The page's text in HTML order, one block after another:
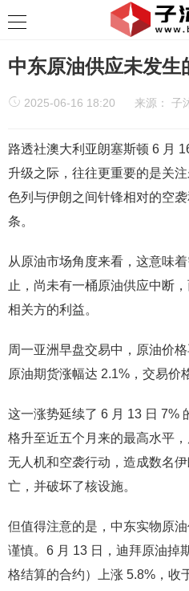
中东原油供应未发生
2025-06-16 18:20 来源： 子
路透社澳大利亚朗塞斯顿 6 月
升级之际，往往更重要的是关
色列与伊朗之间针锋相对的空
条。
从原油市场角度来看，这意味
止，尚未有一桶原油供应中断
相关方的利益。
周一亚洲早盘交易中，原油价
原油期货涨幅达 2.1%，交易价
这一涨势延续了 6 月 13 日 7%
格升至近五个月来的最高水平
无人机和空袭行动，造成数名
亡，并破坏了核设施。
但值得注意的是，中东实物原
谨慎。6 月 13 日，迪拜原油掉
格结算的合约）上涨 5.8%，收